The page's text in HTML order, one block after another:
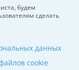
будем
сделать
данных
cookie